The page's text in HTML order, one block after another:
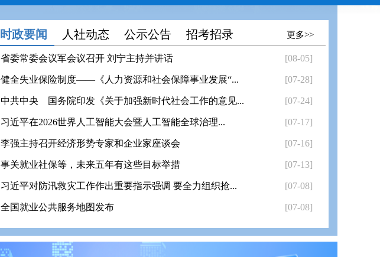
时政要闻 人社动态 公示公告 招考招录 更多>>
省委常委会议军会议召开 刘宁主持并讲话 [08-05]
健全失业保险制度——《人力资源和社会保障事业发展“... [07-28]
中共中央 国务院印发《关于加强新时代社会工作的意见... [07-24]
习近平在2026世界人工智能大会暨人工智能全球治理... [07-17]
李强主持召开经济形势专家和企业家座谈会 [07-16]
事关就业社保等，未来五年有这些目标举措 [07-13]
习近平对防汛救灾工作作出重要指示强调 要全力组织抢... [07-08]
全国就业公共服务地图发布 [07-08]